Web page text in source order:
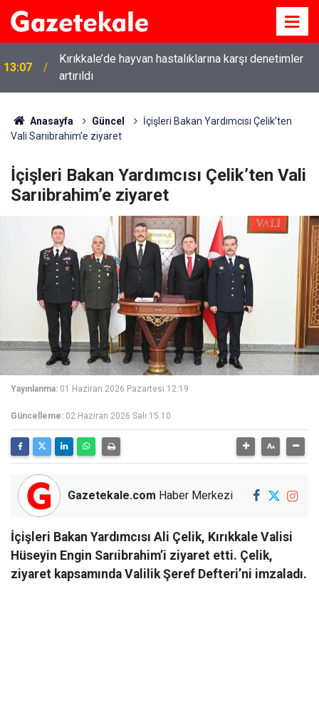
13:07
Kırıkkale’de hayvan hastalıklarına karşı denetimler
artırıldı
Anasayfa Güncel
İçişleri Bakan Yardımcısı Çelik’ten
Vali Sarıibrahim’e ziyaret
İçişleri Bakan Yardımcısı Çelik’ten Vali
Sarıibrahim’e ziyaret
Yayınlanma: 01 Haziran 2026 Pazartesi 12:19
Güncelleme: 02 Haziran 2026 Salı 15:10
Gazetekale.com Haber Merkezi
İçişleri Bakan Yardımcısı Ali Çelik, Kırıkkale Valisi
Hüseyin Engin Sarıibrahim’i ziyaret etti. Çelik,
ziyaret kapsamında Valilik Şeref Defteri’ni imzaladı.